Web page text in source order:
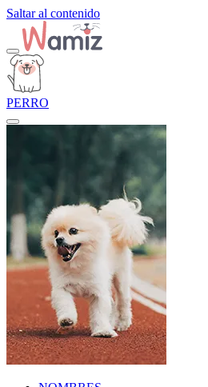
Saltar al contenido
PERRO